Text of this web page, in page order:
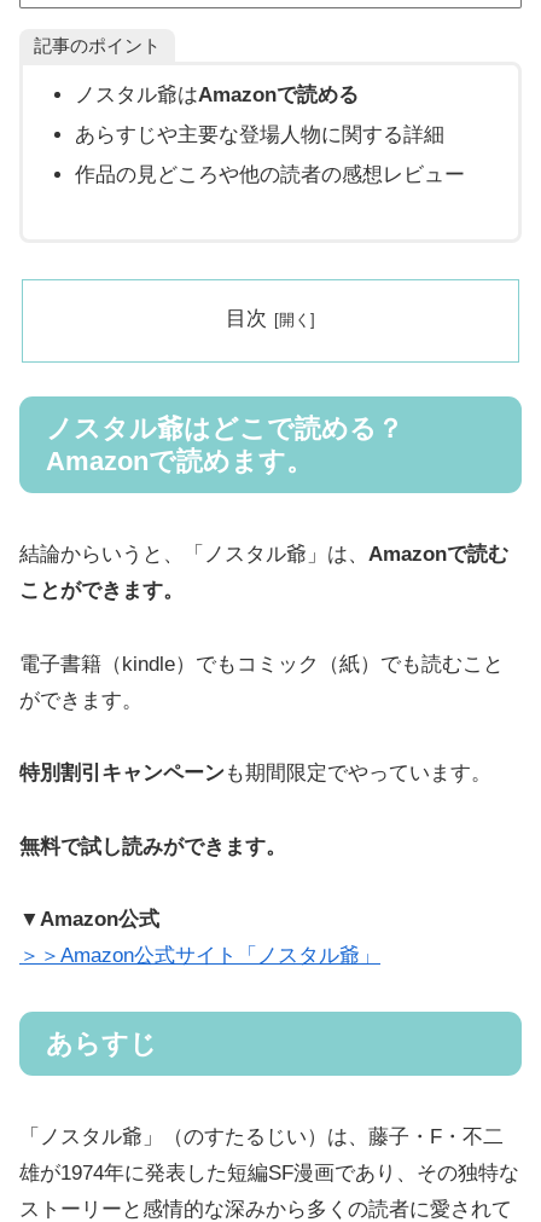
記事のポイント
ノスタル爺はAmazonで読める
あらすじや主要な登場人物に関する詳細
作品の見どころや他の読者の感想レビュー
目次
ノスタル爺はどこで読める？
Amazonで読めます。
結論からいうと、「ノスタル爺」は、 Amazonで読む
ことができます。
電子書籍（kindle）でもコミック（紙）でも読むこと
ができます。
特別割引キャンペーンも期間限定でやっています。
無料で試し読みができます。
▼Amazon公式
＞＞Amazon公式サイト「ノスタル爺」
あらすじ
「ノスタル爺」（のすたるじい）は、藤子・F・不二
雄が1974年に発表した短編SF漫画であり、その独特な
ストーリーと感情的な深みから多くの読者に愛されて